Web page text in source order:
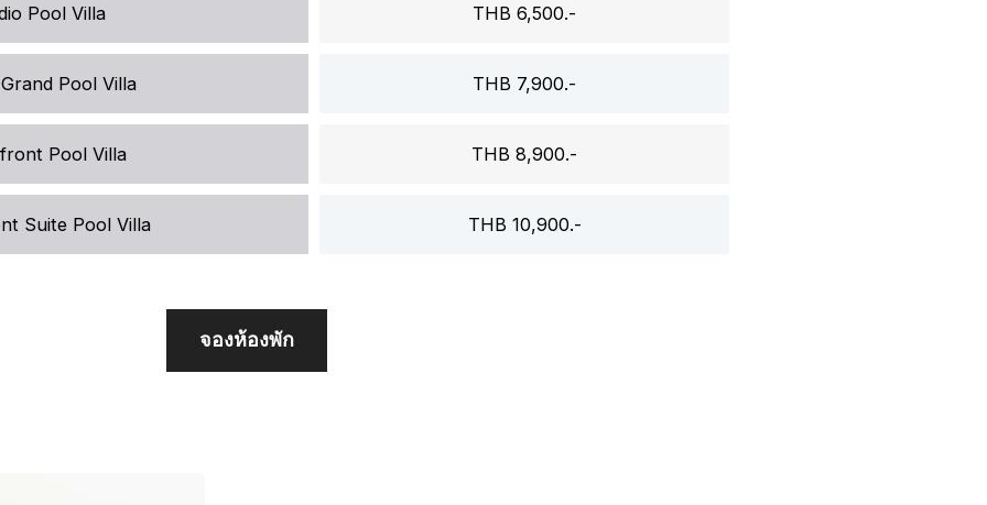
Pool Villa THB 6,500.-
Pool Villa THB 7,900.-
Pool Villa THB 8,900.-
Suite Pool Villa THB 10,900.-
จองห้องพัก